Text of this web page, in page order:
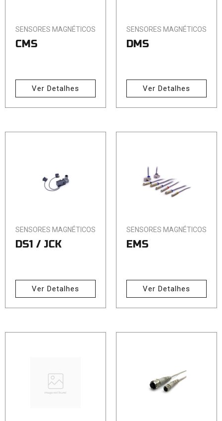
SENSORES MAGNÉTICOS
CMS
Ver Detalhes
SENSORES MAGNÉTICOS
DMS
Ver Detalhes
SENSORES MAGNÉTICOS
DS1 / JCK
Ver Detalhes
SENSORES MAGNÉTICOS
EMS
Ver Detalhes